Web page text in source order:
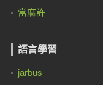
當麻許
語言學習
jarbus